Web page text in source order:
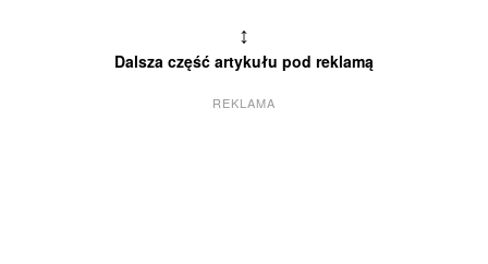
↕
Dalsza część artykułu pod reklamą
REKLAMA